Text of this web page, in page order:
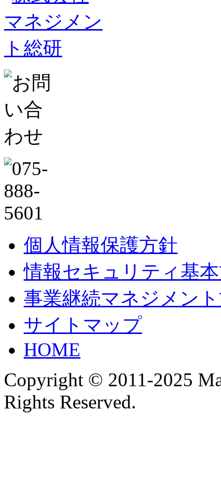
個人情報保護方針
情報セキュリティ基
事業継続マネジメン
サイトマップ
HOME
Copyright © 2011-2025
Rights Reserved.